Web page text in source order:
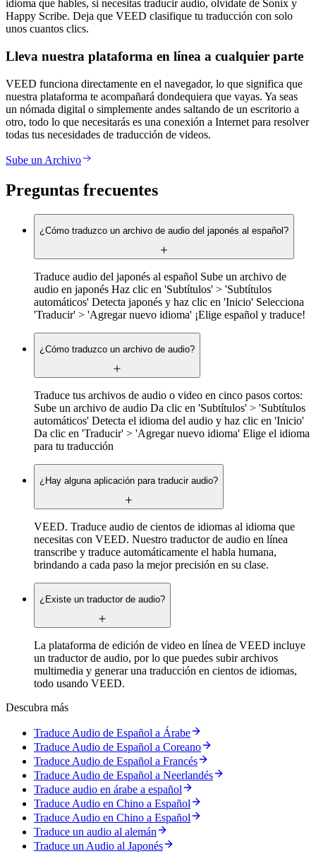
idioma que hables, si necesitas traducir audio, olvídate de Sonix y
Happy Scribe. Deja que VEED clasifique tu traducción con solo
unos cuantos clics.
Lleva nuestra plataforma en línea a cualquier parte
VEED funciona directamente en el navegador, lo que significa que
nuestra plataforma te acompañará dondequiera que vayas. Ya seas
un nómada digital o simplemente andes saltando de un escritorio a
otro, todo lo que necesitarás es una conexión a Internet para resolver
todas tus necesidades de traducción de videos.
Sube un Archivo
Preguntas frecuentes
¿Cómo traduzco un archivo de audio del japonés al español?
Traduce audio del japonés al español Sube un archivo de
audio en japonés Haz clic en 'Subtítulos' > 'Subtítulos
automáticos' Detecta japonés y haz clic en 'Inicio' Selecciona
'Traducir' > 'Agregar nuevo idioma' ¡Elige español y traduce!
¿Cómo traduzco un archivo de audio?
Traduce tus archivos de audio o video en cinco pasos cortos:
Sube un archivo de audio Da clic en 'Subtítulos' > 'Subtítulos
automáticos' Detecta el idioma del audio y haz clic en 'Inicio'
Da clic en 'Traducir' > 'Agregar nuevo idioma' Elige el idioma
para tu traducción
¿Hay alguna aplicación para traducir audio?
VEED. Traduce audio de cientos de idiomas al idioma que
necesitas con VEED. Nuestro traductor de audio en línea
transcribe y traduce automáticamente el habla humana,
brindando a cada paso la mejor precisión en su clase.
¿Existe un traductor de audio?
La plataforma de edición de video en línea de VEED incluye
un traductor de audio, por lo que puedes subir archivos
multimedia y generar una traducción en cientos de idiomas,
todo usando VEED.
Descubra más
Traduce Audio de Español a Árabe
Traduce Audio de Español a Coreano
Traduce Audio de Español a Francés
Traduce Audio de Español a Neerlandés
Traduce audio en árabe a español
Traduce Audio en Chino a Español
Traduce Audio en Chino a Español
Traduce un audio al alemán
Traduce un Audio al Japonés